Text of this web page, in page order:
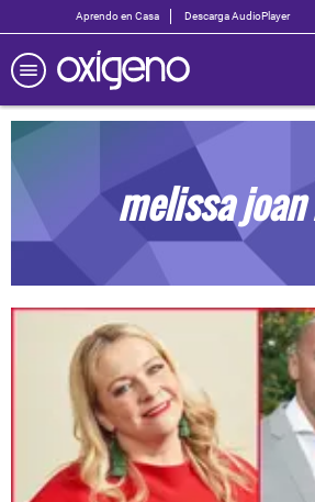
Aprendo en Casa Descarga AudioPlayer
melissa